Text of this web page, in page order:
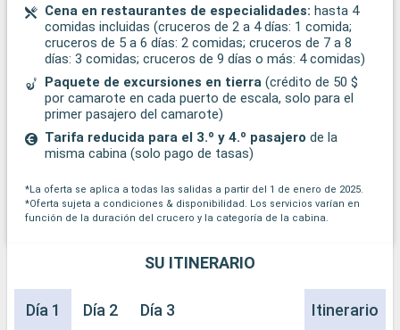
Cena en restaurantes de especialidades: hasta 4
comidas incluidas (cruceros de 2 a 4 días: 1 comida;
cruceros de 5 a 6 días: 2 comidas; cruceros de 7 a 8
días: 3 comidas; cruceros de 9 días o más: 4 comidas)
Paquete de excursiones en tierra (crédito de 50 $
por camarote en cada puerto de escala, solo para el
primer pasajero del camarote)
Tarifa reducida para el 3.º y 4.º pasajero de la
misma cabina (solo pago de tasas)
*La oferta se aplica a todas las salidas a partir del 1 de enero de 2025.
*Oferta sujeta a condiciones & disponibilidad. Los servicios varían en
función de la duración del crucero y la categoría de la cabina.
SU ITINERARIO
Día 1 Día 2 Día 3 Itinerario